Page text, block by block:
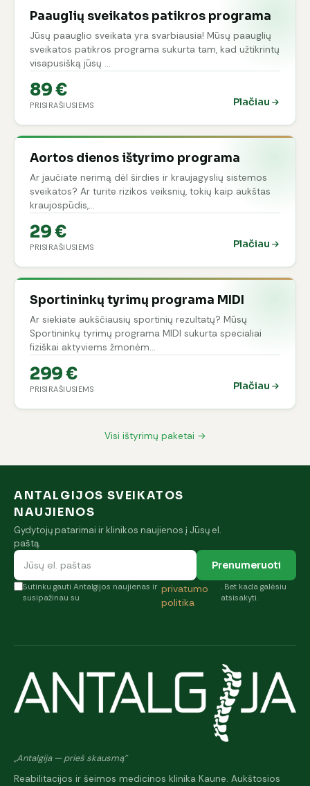
Paauglių sveikatos patikros programa
Jūsų paauglio sveikata yra svarbiausia! Mūsų paauglių
sveikatos patikros programa sukurta tam, kad užtikrintų
visapusišką jūsų …
89 €
PRISIRAŠIUSIEMS Plačiau
Aortos dienos ištyrimo programa
Ar jaučiate nerimą dėl širdies ir kraujagyslių sistemos
sveikatos? Ar turite rizikos veiksnių, tokių kaip aukštas
kraujospūdis,…
29 €
PRISIRAŠIUSIEMS Plačiau
Sportininkų tyrimų programa MIDI
Ar siekiate aukščiausių sportinių rezultatų? Mūsų
Sportininkų tyrimų programa MIDI sukurta specialiai
fiziškai aktyviems žmonėm…
299 €
PRISIRAŠIUSIEMS Plačiau
Visi ištyrimų paketai →
ANTALGIJOS SVEIKATOS
NAUJIENOS
Gydytojų patarimai ir klinikos naujienos į Jūsų el.
paštą.
Prenumeruoti
Sutinku gauti Antalgijos naujienas ir
susipažinau su
privatumo
politika
. Bet kada galėsiu
atsisakyti.
„Antalgija — prieš skausmą"
Reabilitacijos ir šeimos medicinos klinika Kaune. Aukštosios